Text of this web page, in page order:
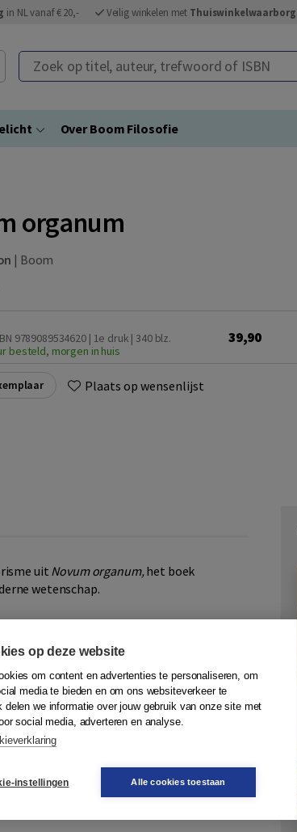
in NL vanaf € 20,- Veilig winkelen met Thuiswinkelwaarborg
Zoek op titel, auteur, trefwoord of ISBN
Over Boom Filosofie
organum
| Boom
9789089534620 | 1e druk | 340 blz.
besteld, morgen in huis
39,90
Plaats op wensenlijst
uitNovum organum,het boek
wetenschap.
stond, met als belangrijk element de
geformuleerd. Vanaf dat moment
komen. Novum organum
door de energieke actualiteit
naturae
op deze website
om content en advertenties te personaliseren, om
media te bieden en om ons websiteverkeer te
delen we informatie over jouw gebruik van onze site met
social media, adverteren en analyse.
instellingen Alle cookies toestaan